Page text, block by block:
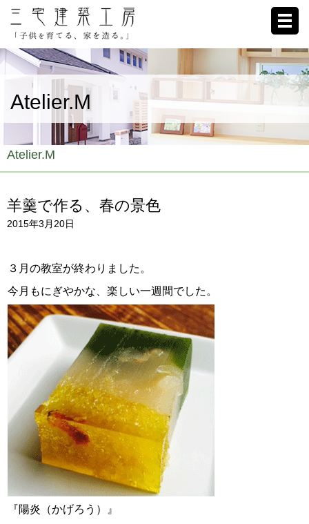
ホーム
家への想い
施工例
ブログ
リクルート
スタッフ紹介
お問い合わせ
Atelier.M
Atelier.M
羊羹で作る、春の景色
2015年3月20日
３月の教室が終わりました。
今月もにぎやかな、楽しい一週間でした。
『陽炎（かげろう）』